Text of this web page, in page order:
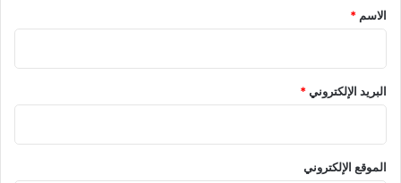
*
الاسم *
البريد الإلكتروني*
الموقع الإلكتروني